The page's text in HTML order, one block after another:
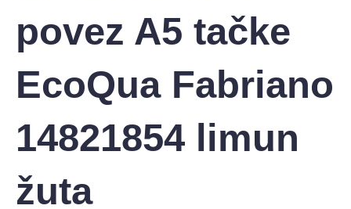
povez A5 tačke
EcoQua Fabriano
14821854 limun
žuta